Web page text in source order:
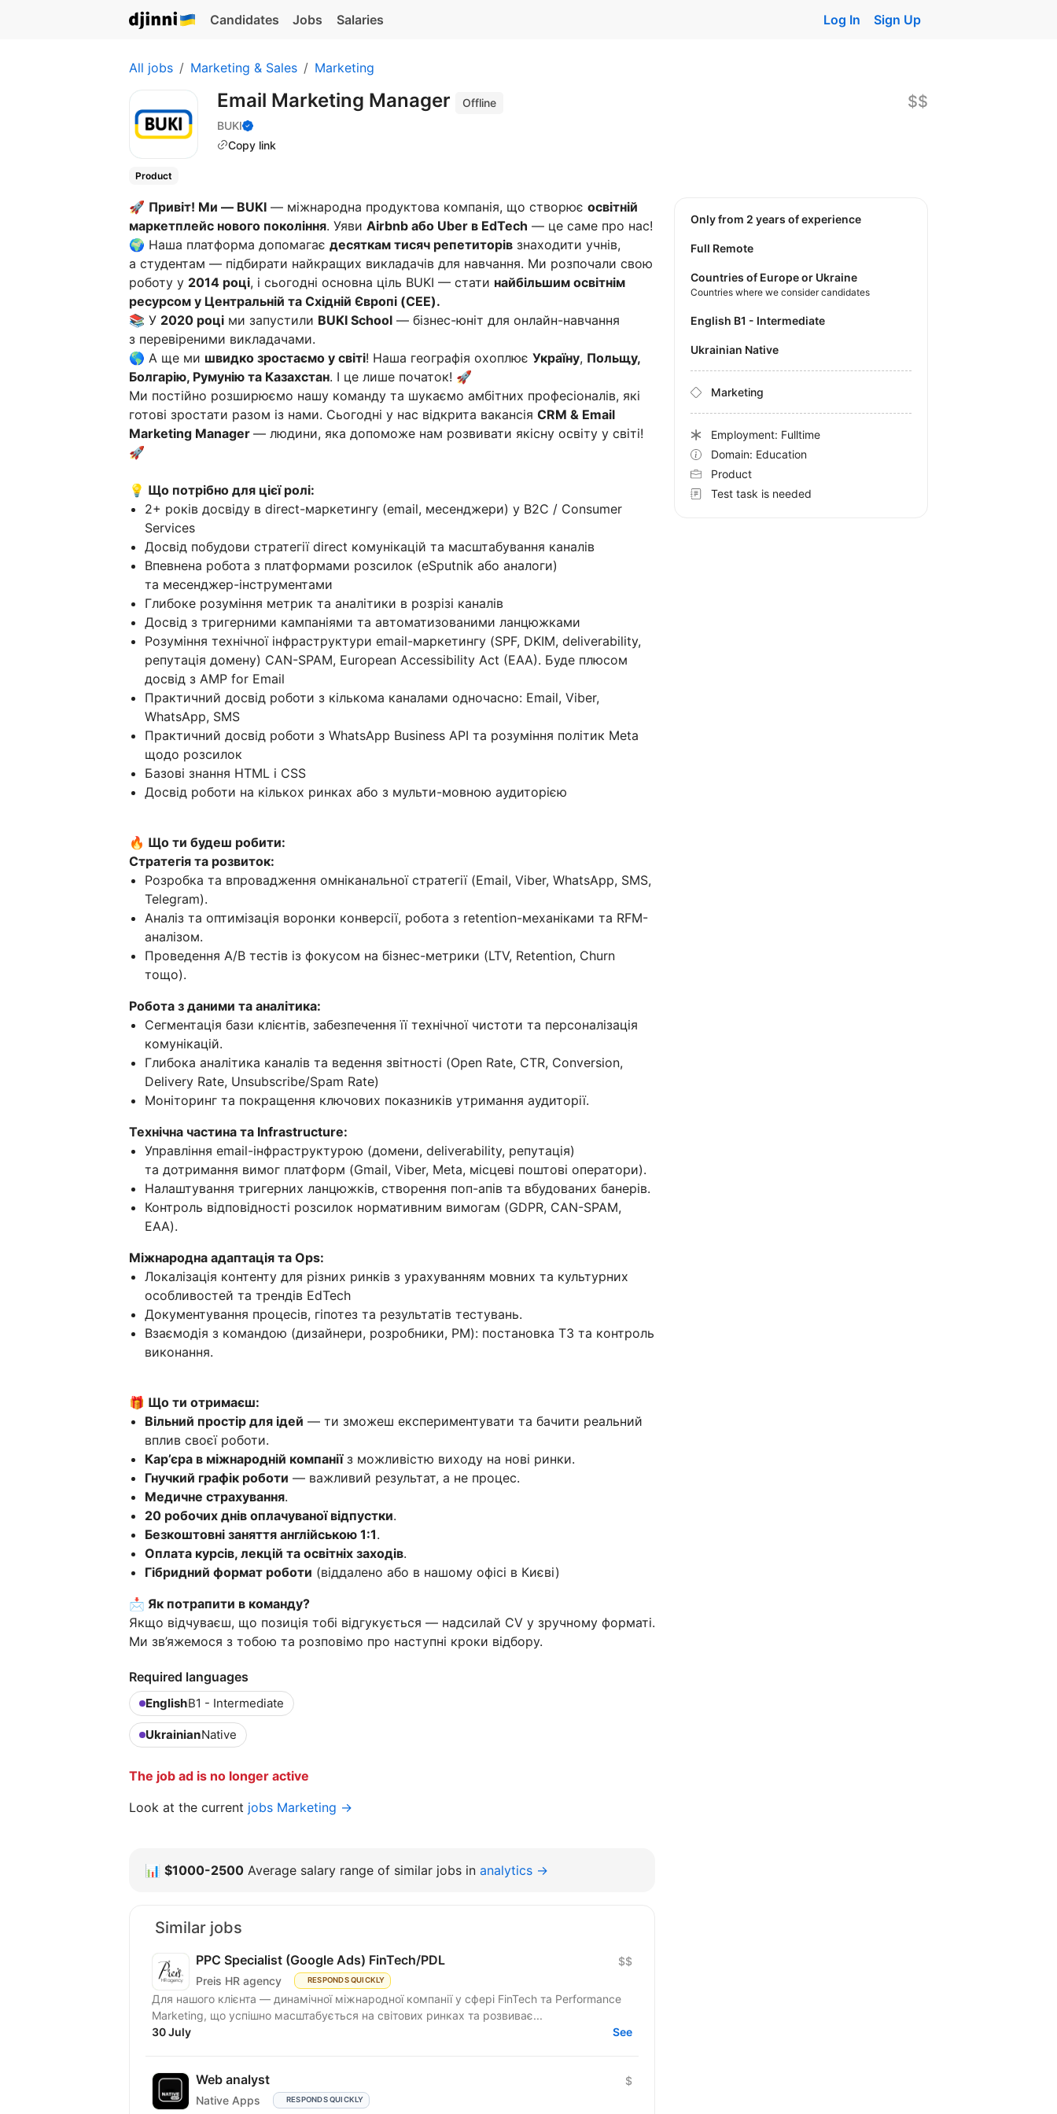
Candidates Jobs Salaries Log In Sign Up
All jobs Marketing & Sales Marketing
Email Marketing Manager
Offline
BUKI
Copy link
$$
Product
🚀 Привіт! Ми — BUKI — міжнародна продуктова компанія, що створює освітній
маркетплейс нового покоління. Уяви Airbnb або Uber в EdTech — це саме про нас!
🌍 Наша платформа допомагає десяткам тисяч репетиторів знаходити учнів,
а студентам — підбирати найкращих викладачів для навчання. Ми розпочали свою
роботу у 2014 році, і сьогодні основна ціль BUKI — стати найбільшим освітнім
ресурсом у Центральній та Східній Європі (CEE).
📚 У 2020 році ми запустили BUKI School — бізнес-юніт для онлайн-навчання
з перевіреними викладачами.
🌎 А ще ми швидко зростаємо у світі! Наша географія охоплює Україну, Польщу,
Болгарію, Румунію та Казахстан. І це лише початок! 🚀
Ми постійно розширюємо нашу команду та шукаємо амбітних професіоналів, які
готові зростати разом із нами. Сьогодні у нас відкрита вакансія CRM & Email
Marketing Manager — людини, яка допоможе нам розвивати якісну освіту у світі!
🚀
💡 Що потрібно для цієї ролі:
2+ років досвіду в direct-маркетингу (email, месенджери) у B2C / Consumer
Services
Досвід побудови стратегії direct комунікацій та масштабування каналів
Впевнена робота з платформами розсилок (eSputnik або аналоги)
та месенджер-інструментами
Глибоке розуміння метрик та аналітики в розрізі каналів
Досвід з тригерними кампаніями та автоматизованими ланцюжками
Розуміння технічної інфраструктури email-маркетингу (SPF, DKIM, deliverability,
репутація домену) CAN-SPAM, European Accessibility Act (EAA). Буде плюсом
досвід з AMP for Email
Практичний досвід роботи з кількома каналами одночасно: Email, Viber,
WhatsApp, SMS
Практичний досвід роботи з WhatsApp Business API та розуміння політик Meta
щодо розсилок
Базові знання HTML і CSS
Досвід роботи на кількох ринках або з мульти-мовною аудиторією
🔥 Що ти будеш робити:
Стратегія та розвиток:
Розробка та впровадження омніканальної стратегії (Email, Viber, WhatsApp, SMS,
Telegram).
Аналіз та оптимізація воронки конверсії, робота з retention-механіками та RFM-
аналізом.
Проведення A/B тестів із фокусом на бізнес-метрики (LTV, Retention, Churn
тощо).
Робота з даними та аналітика:
Сегментація бази клієнтів, забезпечення її технічної чистоти та персоналізація
комунікацій.
Глибока аналітика каналів та ведення звітності (Open Rate, CTR, Conversion,
Delivery Rate, Unsubscribe/Spam Rate)
Моніторинг та покращення ключових показників утримання аудиторії.
Технічна частина та Infrastructure:
Управління email-інфраструктурою (домени, deliverability, репутація)
та дотримання вимог платформ (Gmail, Viber, Meta, місцеві поштові оператори).
Налаштування тригерних ланцюжків, створення поп-апів та вбудованих банерів.
Контроль відповідності розсилок нормативним вимогам (GDPR, CAN-SPAM,
EAA).
Міжнародна адаптація та Ops:
Локалізація контенту для різних ринків з урахуванням мовних та культурних
особливостей та трендів EdTech
Документування процесів, гіпотез та результатів тестувань.
Взаємодія з командою (дизайнери, розробники, PM): постановка ТЗ та контроль
виконання.
🎁 Що ти отримаєш:
Вільний простір для ідей — ти зможеш експериментувати та бачити реальний
вплив своєї роботи.
Кар’єра в міжнародній компаніїз можливістю виходу на нові ринки.
Гнучкий графік роботи — важливий результат, а не процес.
Медичне страхування.
20 робочих днів оплачуваної відпустки.
Безкоштовні заняття англійською 1:1.
Оплата курсів, лекцій та освітніх заходів.
Гібридний формат роботи (віддалено або в нашому офісі в Києві)
📩 Як потрапити в команду?
Якщо відчуваєш, що позиція тобі відгукується — надсилай CV у зручному форматі.
Ми зв’яжемося з тобою та розповімо про наступні кроки відбору.
Required languages
EnglishB1 - Intermediate
UkrainianNative
The job ad is no longer active
Look at the current jobs Marketing →
Only from 2 years of experience
Full Remote
Countries of Europe or Ukraine
Countries where we consider candidates
English B1 - Intermediate
Ukrainian Native
Marketing
Employment: Fulltime
Domain: Education
Product
Test task is needed
📊 $1000-2500 Average salary range of similar jobs in analytics →
Similar jobs
PPC Specialist (Google Ads) FinTech/PDL
Preis HR agency RESPONDS QUICKLY
$$
Для нашого клієнта — динамічної міжнародної компанії у сфері FinTech та Performance
Marketing, що успішно масштабується на світових ринках та розвиває...
30 July
See
Web analyst
Native Apps RESPONDS QUICKLY
$